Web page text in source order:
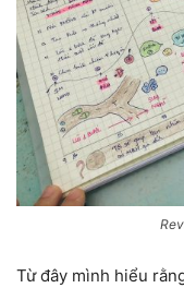
Từ đây mình hiểu